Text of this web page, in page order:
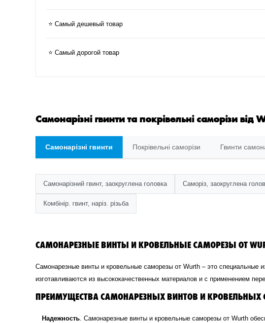
⭐ Самый дешевый товар
⭐ Самый дорогой товар
Самонарізні гвинти та покрівельні саморізи від
Самонарізні гвинти Покрівельні саморізи Гвинти
Самонарізний гвинт, заокруглена головка Саморіз, заокруглена
Комбінір. гвинт, наріз. різьба
САМОНАРЕЗНЫЕ ВИНТЫ И КРОВЕЛЬНЫЕ САМОРЕЗЫ ОТ
Самонарезные винты и кровельные саморезы от Wurth – это специальные
изготавливаются из высококачественных материалов и с применением
ПРЕИМУЩЕСТВА САМОНАРЕЗНЫХ ВИНТОВ И КРОВЕЛЬНЫХ
Надежность. Самонарезные винты и кровельные саморезы от Wurth